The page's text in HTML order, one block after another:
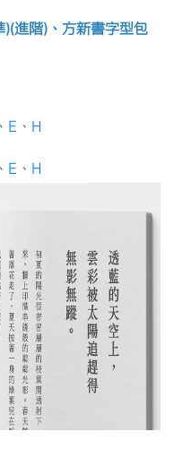
進階)、方新書字型包
E、H
E、H